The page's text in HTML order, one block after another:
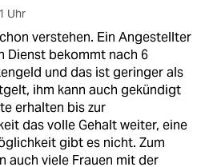
Uhr
verstehen. Ein Angestellter
Dienst bekommt nach 6
und das ist geringer als
ihm kann auch gekündigt
erhalten bis zur
das volle Gehalt weiter, eine
gibt es nicht. Zum
auch viele Frauen mit der